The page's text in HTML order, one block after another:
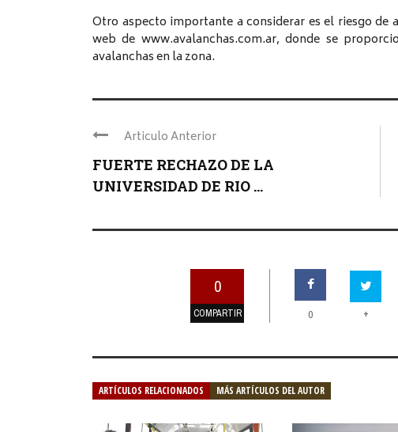
Otro aspecto importante a considerar es el riesgo de
web de www.avalanchas.com.ar, donde se
avalanchas en la zona.
Articulo Anterior
FUERTE RECHAZO DE LA
UNIVERSIDAD DE RIO ...
0
COMPARTIR 0 +
ARTÍCULOS RELACIONADOS MÁS ARTÍCULOS DEL AUTOR